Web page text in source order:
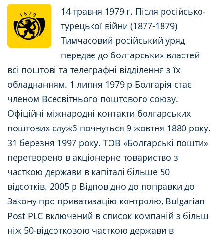
14 травня 1979 г. Після російсько-
турецької війни (1877-1879)
Тимчасовий російський уряд
передає до болгарських властей
всі поштові та телеграфні відділення з їх
обладнанням. 1 липня 1979 р Болгарія стає
членом Всесвітнього поштового союзу.
Офіційні міжнародні контакти болгарських
поштових служб почнуться 9 жовтня 1880 року.
31 березня 1997 року. ТОВ «Болгарські пошти»
перетворено в акціонерне товариство з
часткою держави в капіталі більше 50
відсотків. 2005 р Відповідно до поправки до
Закону про приватизацію контролю, Bulgarian
Post PLC включений в список компаній з більш
ніж 50-відсотковою часткою держави в